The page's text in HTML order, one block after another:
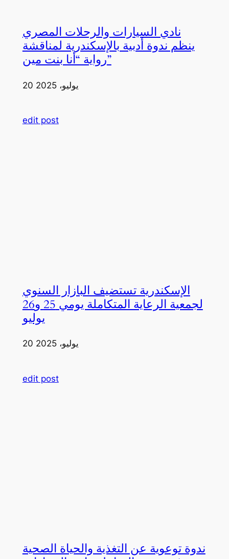
نادي السيارات والرحلات المصري
ينظم ندوة أدبية بالإسكندرية لمناقشة
رواية “أنا بنت مين”
20 يوليو، 2025
edit post
الإسكندرية تستضيف البازار السنوي
لجمعية الرعاية المتكاملة يومي 25 و26
يوليو
20 يوليو، 2025
edit post
ندوة توعوية عن التغذية والحياة الصحية